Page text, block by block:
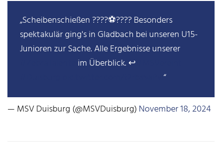
Scheibenschießen ????⚽???? Besonders
spektakulär ging's in Gladbach bei unseren U15-
Junioren zur Sache. Alle Ergebnisse unserer
im Überblick. ↩️
— MSV Duisburg (@MSVDuisburg) November 18, 2024